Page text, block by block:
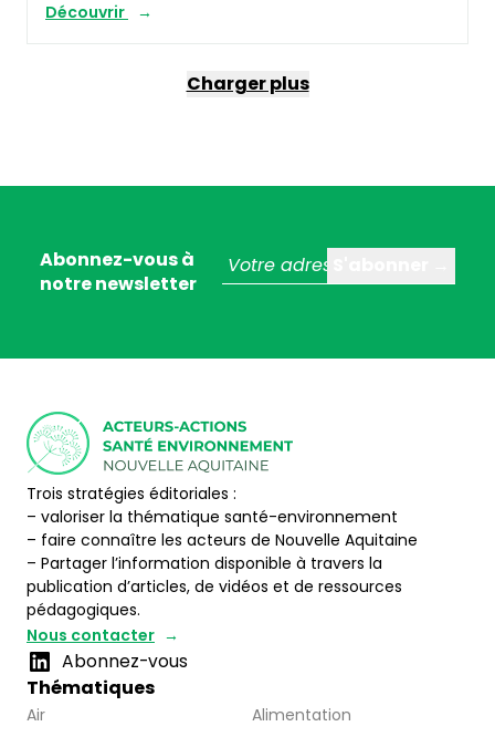
Découvrir
Charger plus
Abonnez-vous à
notre newsletter
Trois stratégies éditoriales :
– valoriser la thématique santé-environnement
– faire connaître les acteurs de Nouvelle Aquitaine
– Partager l’information disponible à travers la
publication d’articles, de vidéos et de ressources
pédagogiques.
Nous contacter
Abonnez-vous
Thématiques
Air
Alimentation